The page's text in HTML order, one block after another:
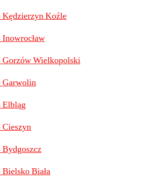
Koźle
Gorzów Wielkopolski
Garwolin
Elbląg
Biała